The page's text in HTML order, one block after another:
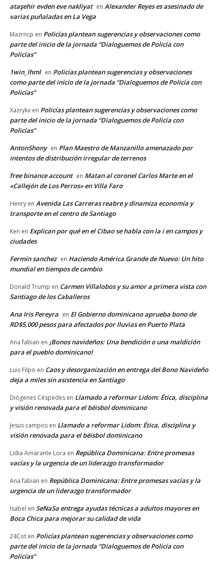
ataşehir evden eve nakliyat en Alexander Reyes es asesinado de
varias puñaladas en La Vega
Mazrncp en Policías plantean sugerencias y observaciones como
parte del inicio de la jornada “Dialoguemos de Policía con
Policías”
1win_lhml en Policías plantean sugerencias y observaciones
como parte del inicio de la jornada “Dialoguemos de Policía con
Policías”
Xazrykx en Policías plantean sugerencias y observaciones como
parte del inicio de la jornada “Dialoguemos de Policía con
Policías”
AntonShony en Plan Maestro de Manzanillo amenazado por
intentos de distribución irregular de terrenos
free binance account en Matan al coronel Carlos Marte en el
«Callejón de Los Perros» en Villa Faro
Henry en Avenida Las Carreras reabre y dinamiza economía y
transporte en el centro de Santiago
Ken en Explican por qué en el Cibao se habla con la i en campos y
ciudades
Fermin sanchez en Haciendo América Grande de Nuevo: Un hito
mundial en tiempos de cambio
Donald Trump en Carmen Villalobos y su amor a primera vista con
Santiago de los Caballeros
Ana Iris Pereyra en El Gobierno dominicano aprueba bono de
RD$5,000 pesos para afectados por lluvias en Puerto Plata
Ana fabian en ¡Bonos navideños: Una bendición o una maldición
para el pueblo dominicano!
Luis Filpo en Caos y desorganización en entrega del Bono Navideño
deja a miles sin asistencia en Santiago
Diógenes Céspedes en Llamado a reformar Lidom: Ética, disciplina
y visión renovada para el béisbol dominicano
Jesus campos en Llamado a reformar Lidom: Ética, disciplina y
visión renovada para el béisbol dominicano
Lidia Amarante Lora en República Dominicana: Entre promesas
vacías y la urgencia de un liderazgo transformador
Ana fabian en República Dominicana: Entre promesas vacías y la
urgencia de un liderazgo transformador
Isabel en SeNaSa entrega ayudas técnicas a adultos mayores en
Boca Chica para mejorar su calidad de vida
24Cot en Policías plantean sugerencias y observaciones como
parte del inicio de la jornada “Dialoguemos de Policía con
Policías”